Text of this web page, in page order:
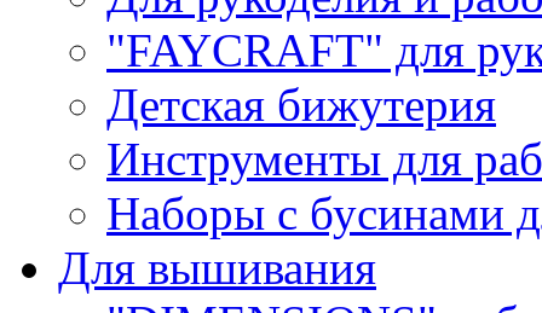
"FAYCRAFT" для
Детская бижутерия
Инструменты для
Наборы с бусинами
Для вышивания